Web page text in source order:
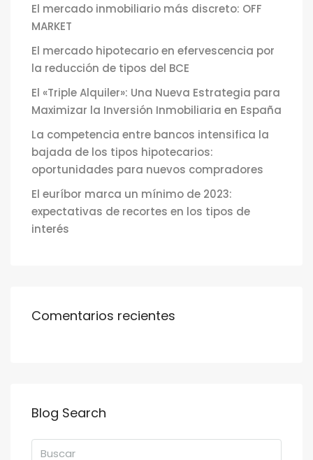
El mercado inmobiliario más discreto: OFF
MARKET
El mercado hipotecario en efervescencia por
la reducción de tipos del BCE
El «Triple Alquiler»: Una Nueva Estrategia para
Maximizar la Inversión Inmobiliaria en España
La competencia entre bancos intensifica la
bajada de los tipos hipotecarios:
oportunidades para nuevos compradores
El euríbor marca un mínimo de 2023:
expectativas de recortes en los tipos de
interés
Comentarios recientes
Blog Search